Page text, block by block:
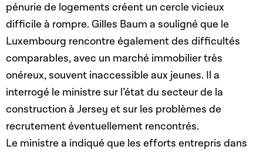
pénurie de logements créent un cercle vicieux
difficile à rompre. Gilles Baum a souligné que le
Luxembourg rencontre également des difficultés
comparables, avec un marché immobilier très
onéreux, souvent inaccessible aux jeunes. Il a
interrogé le ministre sur l’état du secteur de la
construction à Jersey et sur les problèmes de
recrutement éventuellement rencontrés.
Le ministre a indiqué que les efforts entrepris dans